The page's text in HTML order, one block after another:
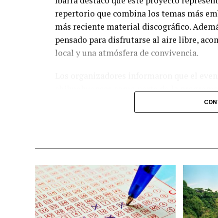
repertorio que combina los temas más
más reciente material discográfico.
pensado para disfrutarse al aire libre,
local y una atmósfera de convivencia.
chihuahuenses como parte de la
diversas experiencias para los
adquirir sus boletos con anticipación y
Nota: Al concluir sus actividades, Benny
ciudad de Chihuahua, degustando